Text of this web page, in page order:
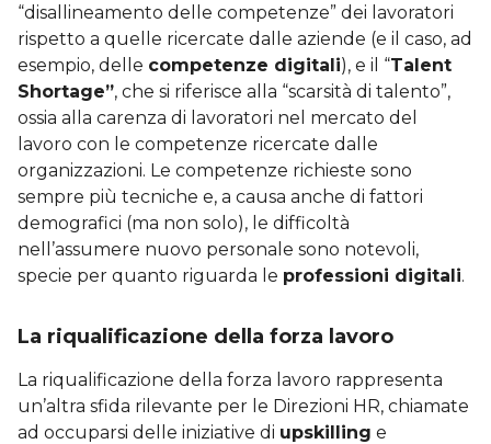
“disallineamento delle competenze” dei lavoratori
rispetto a quelle ricercate dalle aziende (e il caso, ad
esempio, delle competenze digitali), e il “Talent
Shortage”, che si riferisce alla “scarsità di talento”,
ossia alla carenza di lavoratori nel mercato del
lavoro con le competenze ricercate dalle
organizzazioni. Le competenze richieste sono
sempre più tecniche e, a causa anche di fattori
demografici (ma non solo), le difficoltà
nell’assumere nuovo personale sono notevoli,
specie per quanto riguarda le professioni digitali.
La riqualificazione della forza lavoro
La riqualificazione della forza lavoro rappresenta
un’altra sfida rilevante per le Direzioni HR, chiamate
ad occuparsi delle iniziative di upskilling e